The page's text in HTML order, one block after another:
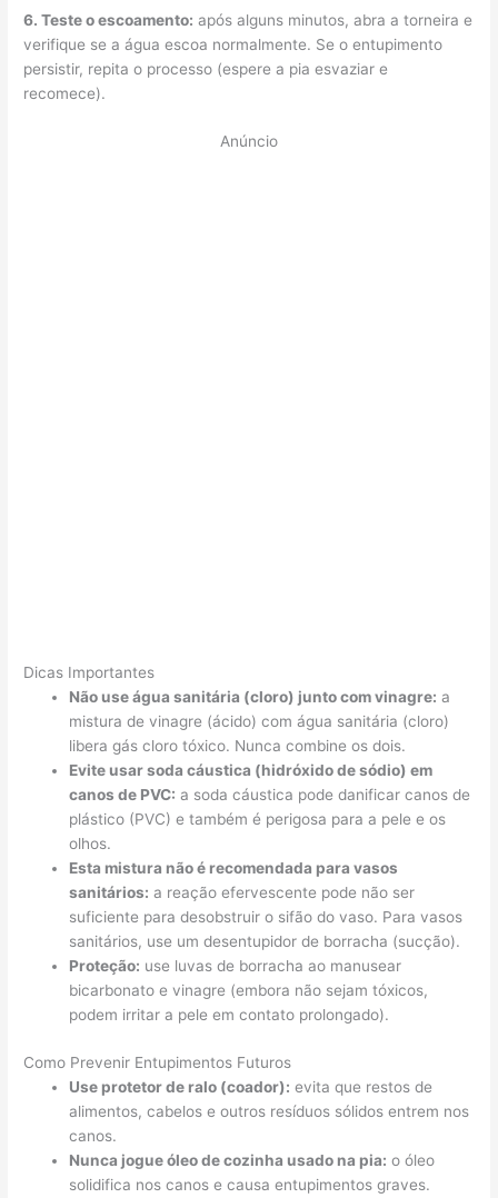
6. Teste o escoamento: após alguns minutos, abra a torneira e
verifique se a água escoa normalmente. Se o entupimento
persistir, repita o processo (espere a pia esvaziar e
recomece).
Anúncio
Dicas Importantes
Não use água sanitária (cloro) junto com vinagre: a
mistura de vinagre (ácido) com água sanitária (cloro)
libera gás cloro tóxico. Nunca combine os dois.
Evite usar soda cáustica (hidróxido de sódio) em
canos de PVC: a soda cáustica pode danificar canos de
plástico (PVC) e também é perigosa para a pele e os
olhos.
Esta mistura não é recomendada para vasos
sanitários: a reação efervescente pode não ser
suficiente para desobstruir o sifão do vaso. Para vasos
sanitários, use um desentupidor de borracha (sucção).
Proteção: use luvas de borracha ao manusear
bicarbonato e vinagre (embora não sejam tóxicos,
podem irritar a pele em contato prolongado).
Como Prevenir Entupimentos Futuros
Use protetor de ralo (coador): evita que restos de
alimentos, cabelos e outros resíduos sólidos entrem nos
canos.
Nunca jogue óleo de cozinha usado na pia: o óleo
solidifica nos canos e causa entupimentos graves.